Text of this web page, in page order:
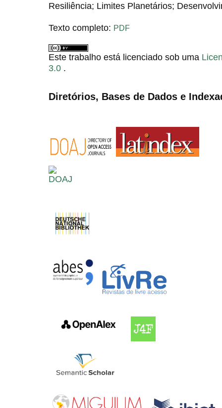
Resiliência; Limites Planetários;
Texto completo: PDF
Este trabalho está licenciado sob uma
3.0 .
Diretórios, Bases de Dados e